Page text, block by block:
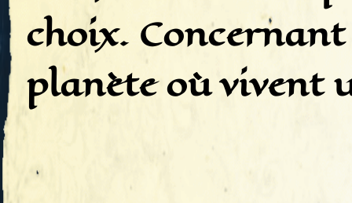
choix.
planète où vivent